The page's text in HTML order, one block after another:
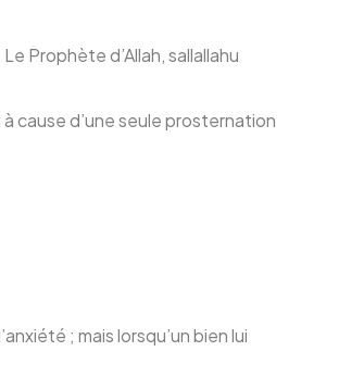
Prophète d’Allah, sallallahu
cause d’une seule prosternation
; mais lorsqu’un bien lui